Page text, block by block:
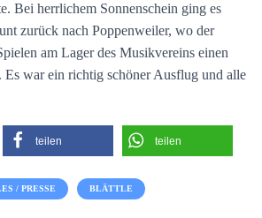
Bei herrlichem Sonnenschein ging es
zurück nach Poppenweiler, wo der
am Lager des Musikvereins einen
Es war ein richtig schöner Ausflug und alle
teilen teilen
/ PRESSE BLÄTTLE